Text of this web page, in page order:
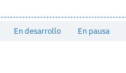
En desarrollo En pausa